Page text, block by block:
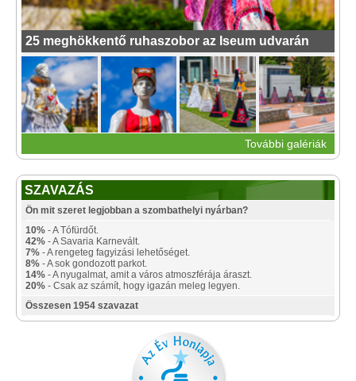
25 meghökkentő ruhaszobor az Iseum udvarán
További galériák
SZAVAZÁS
Ön mit szeret legjobban a szombathelyi nyárban?
10% - A Tófürdőt.
42% - A Savaria Karnevált.
7% - A rengeteg fagyizási lehetőséget.
8% - A sok gondozott parkot.
14% - A nyugalmat, amit a város atmoszférája áraszt.
20% - Csak az számít, hogy igazán meleg legyen.
Összesen 1954 szavazat